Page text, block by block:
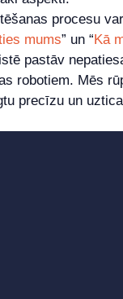
procesu
mums” un “Kā
pastāv
robotiem. Mēs
precīzu un